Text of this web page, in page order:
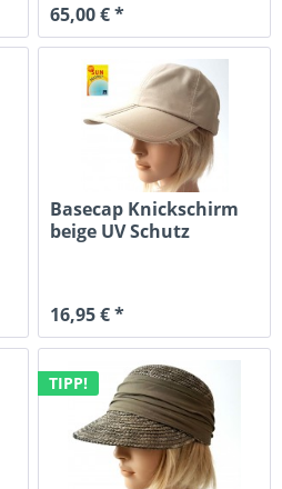
65,00 € *
Basecap Knickschirm
beige UV Schutz
16,95 € *
TIPP!